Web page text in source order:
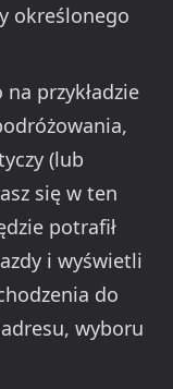
określonego
przykładzie
(lub
się w ten
potrafił
i wyświetli
do
wyboru